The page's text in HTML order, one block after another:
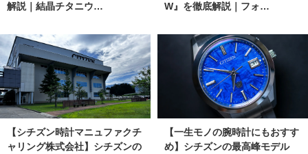
解説｜結晶チタニウ…
W』を徹底解説｜フォ…
【シチズン時計マニュファクチ
ャリング株式会社】シチズンの
【一生モノの腕時計にもおすす
め】シチズンの最高峰モデル